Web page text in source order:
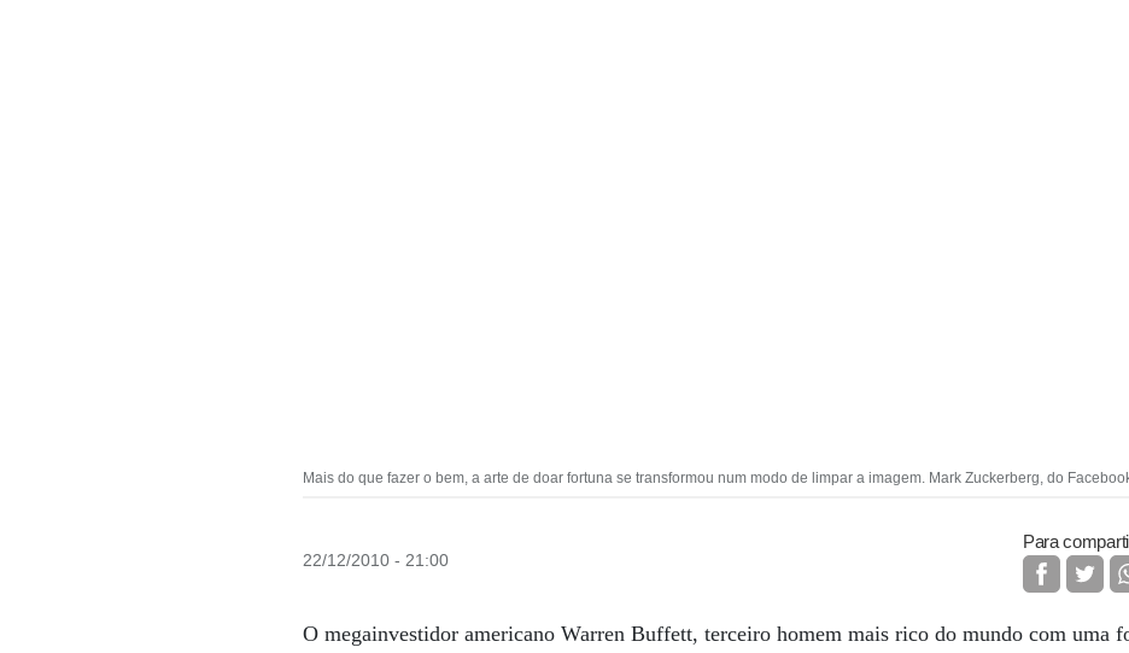
Mais do que fazer o bem, a arte de doar fortuna se transformou num modo de limpar a imagem. Mark Zuckerberg, do
22/12/2010 - 21:00
Para
O megainvestidor americano Warren Buffett, terceiro homem mais rico do mundo com uma